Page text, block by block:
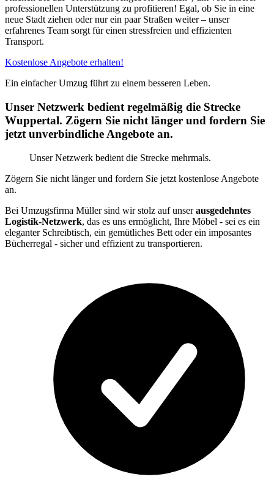
professionellen Unterstützung zu profitieren! Egal, ob Sie in eine
neue Stadt ziehen oder nur ein paar Straßen weiter – unser
erfahrenes Team sorgt für einen stressfreien und effizienten
Transport.
Kostenlose Angebote erhalten!
Ein einfacher Umzug führt zu einem besseren Leben.
Unser Netzwerk bedient regelmäßig die Strecke
Wuppertal. Zögern Sie nicht länger und fordern Sie
jetzt unverbindliche Angebote an.
Unser Netzwerk bedient die Strecke mehrmals.
Zögern Sie nicht länger und fordern Sie jetzt kostenlose Angebote
an.
Bei Umzugsfirma Müller sind wir stolz auf unserausgedehntes
Logistik-Netzwerk, das es uns ermöglicht, Ihre Möbel - sei es ein
eleganter Schreibtisch, ein gemütliches Bett oder ein imposantes
Bücherregal - sicher und effizient zu transportieren.